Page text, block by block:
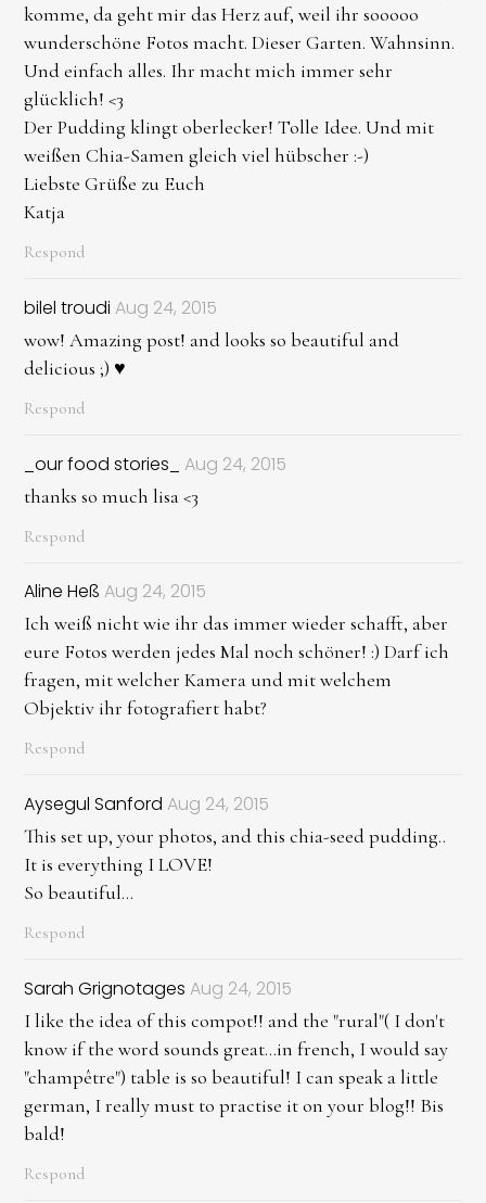
komme, da geht mir das Herz auf, weil ihr sooooo
wunderschöne Fotos macht. Dieser Garten. Wahnsinn.
Und einfach alles. Ihr macht mich immer sehr
glücklich! <3
Der Pudding klingt oberlecker! Tolle Idee. Und mit
weißen Chia-Samen gleich viel hübscher :-)
Liebste Grüße zu Euch
Katja
Respond
bilel troudi Aug 24, 2015
wow! Amazing post! and looks so beautiful and
delicious ;) ♥
Respond
_our food stories_ Aug 24, 2015
thanks so much lisa <3
Respond
Aline Heß Aug 24, 2015
Ich weiß nicht wie ihr das immer wieder schafft, aber
eure Fotos werden jedes Mal noch schöner! :) Darf ich
fragen, mit welcher Kamera und mit welchem
Objektiv ihr fotografiert habt?
Respond
Aysegul Sanford Aug 24, 2015
This set up, your photos, and this chia-seed pudding..
It is everything I LOVE!
So beautiful...
Respond
Sarah Grignotages Aug 24, 2015
I like the idea of this compot!! and the "rural"( I don't
know if the word sounds great...in french, I would say
"champêtre") table is so beautiful! I can speak a little
german, I really must to practise it on your blog!! Bis
bald!
Respond